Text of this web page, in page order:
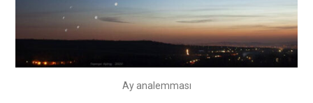
Ay analemması